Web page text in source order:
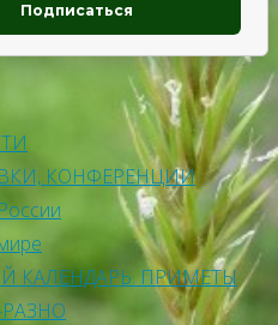
Подписаться
КОНФЕРЕНЦИИ
КАЛЕНДАРЬ. ПРИМЕТЫ